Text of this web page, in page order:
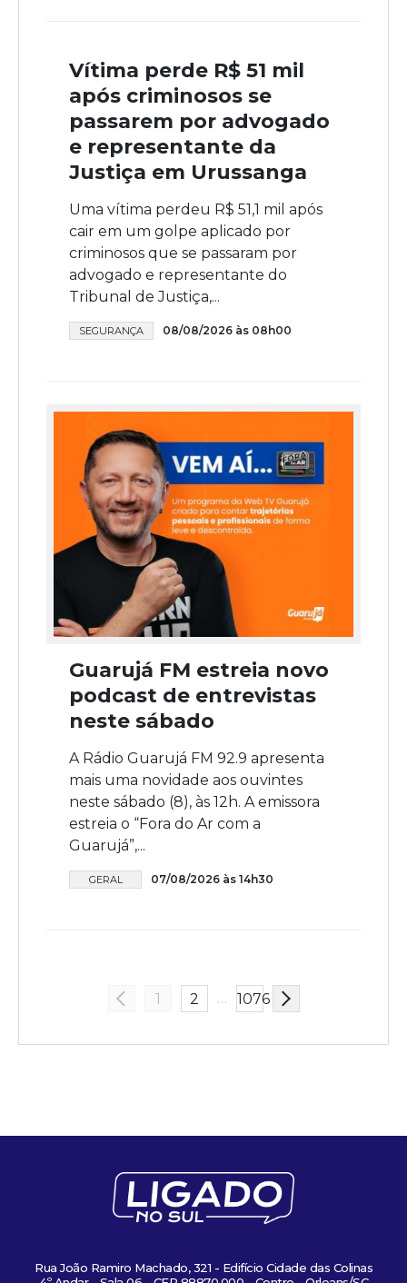
Vítima perde R$ 51 mil
após criminosos se
passarem por advogado
e representante da
Justiça em Urussanga
Uma vítima perdeu R$ 51,1 mil após
cair em um golpe aplicado por
criminosos que se passaram por
advogado e representante do
Tribunal de Justiça,...
SEGURANÇA 08/08/2026 às 08h00
Guarujá FM estreia novo
podcast de entrevistas
neste sábado
A Rádio Guarujá FM 92.9 apresenta
mais uma novidade aos ouvintes
neste sábado (8), às 12h. A emissora
estreia o “Fora do Ar com a
Guarujá”,...
GERAL 07/08/2026 às 14h30
1 2 … 1076
Rua João Ramiro Machado, 321 - Edifício Cidade das Colinas